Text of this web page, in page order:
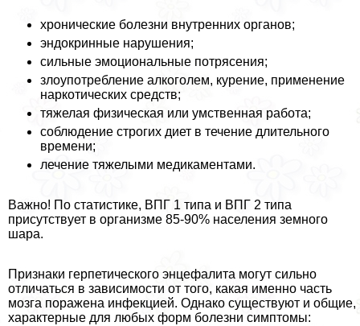
хронические болезни внутренних органов;
эндокринные нарушения;
сильные эмоциональные потрясения;
злоупотрeбление алкоголем, курение, применение
наркотических средств;
тяжелая физическая или умственная работа;
соблюдение строгих диет в течение длительного
времени;
лечение тяжелыми медикаментами.
Важно! По статистике, ВПГ 1 типа и ВПГ 2 типа
присутствует в организме 85-90% населения земного
шара.
Признаки герпетического энцефалита могут сильно
отличаться в зависимости от того, какая именно часть
мозга поражена инфекцией. Однако существуют и общие,
хаpaктерные для любых форм болезни симптомы: